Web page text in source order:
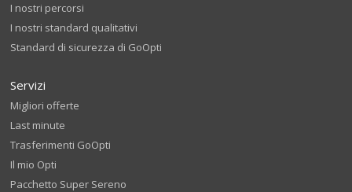
I nostri percorsi
I nostri standard qualitativi
Standard di sicurezza di GoOpti
Servizi
Migliori offerte
Last minute
Trasferimenti GoOpti
Il mio Opti
Pacchetto Super Sereno